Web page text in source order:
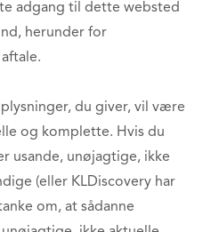
adgang til dette websted
herunder for
du giver, vil være
og komplette. Hvis du
usande, unøjagtige, ikke
(eller KLDiscovery har
om, at sådanne